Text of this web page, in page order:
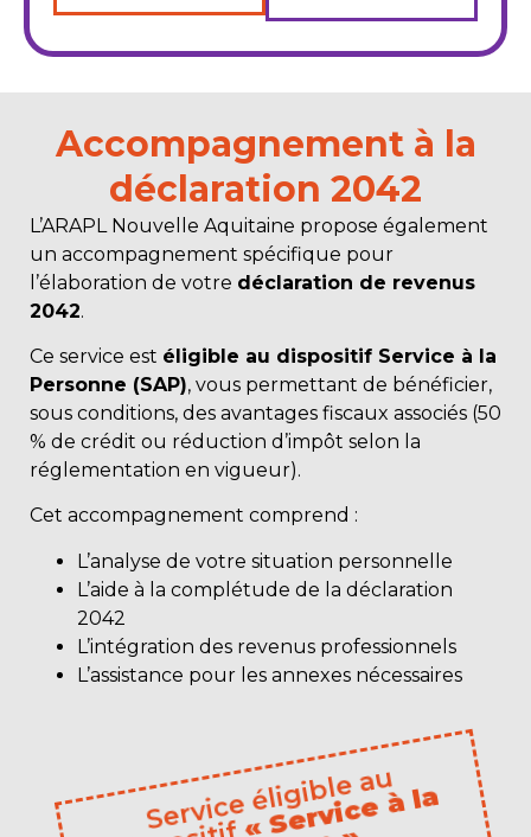
Accompagnement à la
déclaration 2042
L’ARAPL Nouvelle Aquitaine propose également
un accompagnement spécifique pour
l’élaboration de votre déclaration de revenus
2042.
Ce service est éligible au dispositif Service à la
Personne (SAP), vous permettant de bénéficier,
sous conditions, des avantages fiscaux associés (50
% de crédit ou réduction d’impôt selon la
réglementation en vigueur).
Cet accompagnement comprend :
L’analyse de votre situation personnelle
L’aide à la complétude de la déclaration
2042
L’intégration des revenus professionnels
L’assistance pour les annexes nécessaires
S
er
vi
c
e
éli
gi
bl
e
a
u
di
s
p
o
«
S
er
vi
c
e
à l
a
P
er
s
o
n
n
e